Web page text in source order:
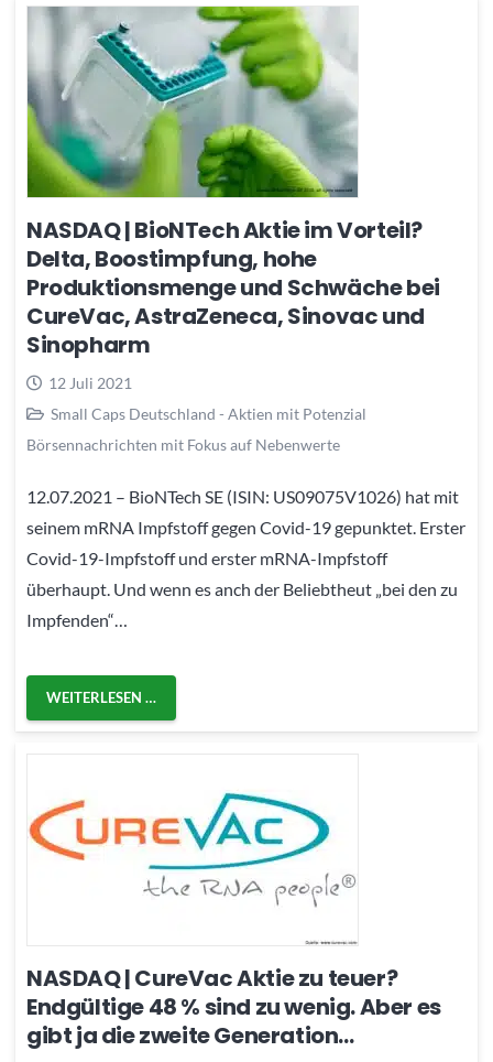
NASDAQ | BioNTech Aktie im Vorteil?
Delta, Boostimpfung, hohe
Produktionsmenge und Schwäche bei
CureVac, AstraZeneca, Sinovac und
Sinopharm
12 Juli 2021
Small Caps Deutschland - Aktien mit Potenzial
Börsennachrichten mit Fokus auf Nebenwerte
12.07.2021 – BioNTech SE (ISIN: US09075V1026) hat mit
seinem mRNA Impfstoff gegen Covid-19 gepunktet. Erster
Covid-19-Impfstoff und erster mRNA-Impfstoff
überhaupt. Und wenn es anch der Beliebtheut „bei den zu
Impfenden“…
WEITERLESEN …
NASDAQ | CureVac Aktie zu teuer?
Endgültige 48 % sind zu wenig. Aber es
gibt ja die zweite Generation…